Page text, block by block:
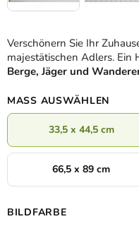
Verschönern Sie Ihr
majestätischen Adlers. Ein
Berge, Jäger und
MASS AUSWÄHLEN
33,5 x 44,5 cm
66,5 x 89 cm
BILDFARBE